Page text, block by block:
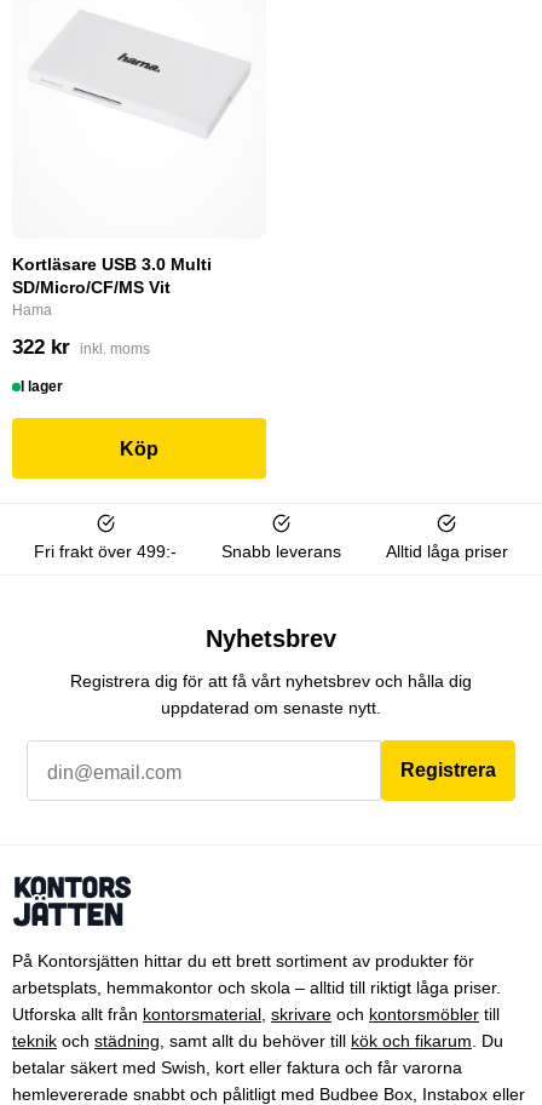
Kortläsare USB 3.0 Multi
SD/Micro/CF/MS Vit
Hama
322 kr inkl. moms
I lager
Köp
Fri frakt över 499:- Snabb leverans Alltid låga priser
Nyhetsbrev
Registrera dig för att få vårt nyhetsbrev och hålla dig
uppdaterad om senaste nytt.
Registrera
På Kontorsjätten hittar du ett brett sortiment av produkter för
arbetsplats, hemmakontor och skola – alltid till riktigt låga priser.
Utforska allt från kontorsmaterial skrivare och kontorsmöbler till
teknik och städning , samt allt du behöver till kök och fikarum . Du
betalar säkert med Swish, kort eller faktura och får varorna
hemlevererade snabbt och pålitligt med Budbee Box, Instabox eller